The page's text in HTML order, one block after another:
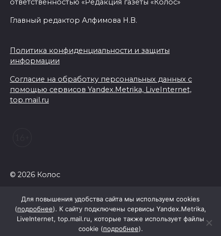
ответственностью «Редакция газеты «Колос»
Главный редактор Алфимова Н.В.
Политика конфиденциальности и защиты
информации
Согласие на обработку персональных данных с
помощью сервисов Yandex.Metrika, LiveInternet,
top.mail.ru
© 2026 Колос
Для повышения удобства сайта мы используем cookies
(подробнее). К сайту подключены сервисы Yandex.Metrika,
LiveInternet, top.mail.ru, которые также использует файлы
cookie (подробнее).